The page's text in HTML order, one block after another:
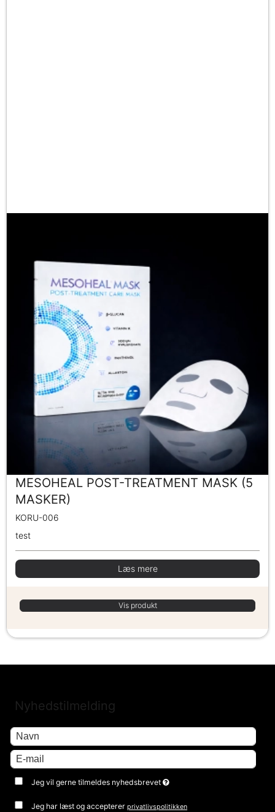
MESOHEAL POST-TREATMENT MASK (5
MASKER)
KORU-006
test
Læs mere
Vis produkt
Nyhedstilmelding
Jeg vil gerne tilmeldes nyhedsbrevet
Jeg har læst og acceptererprivatlivspolitikken